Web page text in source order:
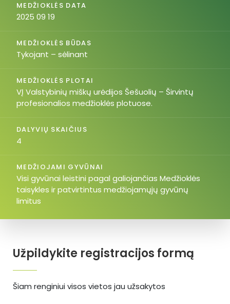
Užpildykite registracijos formą
Šiam renginiui visos vietos jau užsakytos
MEDŽIOKLĖS DATA
2025 09 19
MEDŽIOKLĖS BŪDAS
Tykojant – sėlinant
MEDŽIOKLĖS PLOTAI
VĮ Valstybinių miškų urėdijos Šešuolių – Širvintų
profesionalios medžioklės plotuose.
DALYVIŲ SKAIČIUS
4
MEDŽIOJAMI GYVŪNAI
Visi gyvūnai leistini pagal galiojančias Medžioklės
taisykles ir patvirtintus medžiojamųjų gyvūnų
limitus